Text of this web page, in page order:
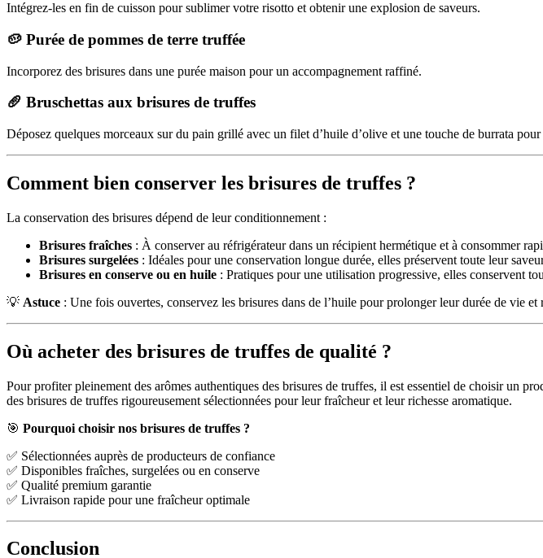
Intégrez-les en fin de cuisson pour sublimer votre risotto et obtenir une explosion de saveurs.
🥔 Purée de pommes de terre truffée
Incorporez des brisures dans une purée maison pour un accompagnement raffiné.
🥖 Bruschettas aux brisures de truffes
Déposez quelques morceaux sur du pain grillé avec un filet d’huile d’olive et une touche de burrata
Comment bien conserver les brisures de truffes ?
La conservation des brisures dépend de leur conditionnement :
Brisures fraîches : À conserver au réfrigérateur dans un récipient hermétique et à consommer
Brisures surgelées : Idéales pour une conservation longue durée, elles préservent toute leur
Brisures en conserve ou en huile : Pratiques pour une utilisation progressive, elles conservent
💡 Astuce : Une fois ouvertes, conservez les brisures dans de l’huile pour prolonger leur durée de vie
Où acheter des brisures de truffes de qualité ?
Pour profiter pleinement des arômes authentiques des brisures de truffes, il est essentiel de choisir un
des brisures de truffes rigoureusement sélectionnées pour leur fraîcheur et leur richesse aromatique.
🎯 Pourquoi choisir nos brisures de truffes ?
✅ Sélectionnées auprès de producteurs de confiance
✅ Disponibles fraîches, surgelées ou en conserve
✅ Qualité premium garantie
✅ Livraison rapide pour une fraîcheur optimale
Conclusion